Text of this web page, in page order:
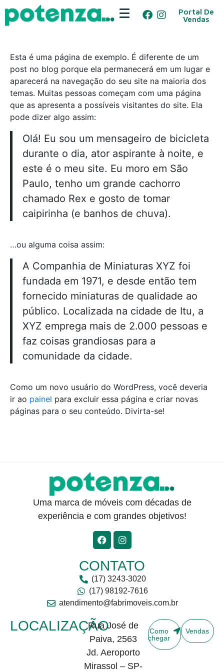
Portal De
Vendas
Esta é uma página de exemplo. É diferente de um
post no blog porque ela permanecerá em um lugar e
aparecerá na navegação do seu site na maioria dos
temas. Muitas pessoas começam com uma página
que as apresenta a possíveis visitantes do site. Ela
pode dizer algo assim:
Olá! Eu sou um mensageiro de bicicleta
durante o dia, ator aspirante à noite, e
este é o meu site. Eu moro em São
Paulo, tenho um grande cachorro
chamado Rex e gosto de tomar
caipirinha (e banhos de chuva).
…ou alguma coisa assim:
A Companhia de Miniaturas XYZ foi
fundada em 1971, e desde então tem
fornecido miniaturas de qualidade ao
público. Localizada na cidade de Itu, a
XYZ emprega mais de 2.000 pessoas e
faz coisas grandiosas para a
comunidade da cidade.
Como um novo usuário do WordPress, você deveria
ir ao painel para excluir essa página e criar novas
páginas para o seu conteúdo. Divirta-se!
Uma marca de móveis com décadas de
experiência e com grandes objetivos!
CONTATO
(17) 3243-3020
(17) 98192-7616
atendimento@fabrimoveis.com.br
LOCALIZAÇÃORua José de
Paiva, 2563
Jd. Aeroporto
Mirassol – SP-
Como
chegar
Vendas